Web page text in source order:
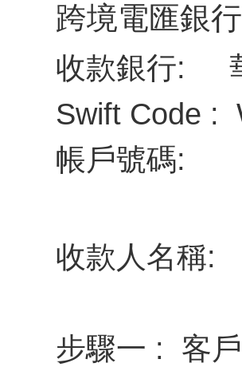
跨境電匯銀
收款銀行:
Swift Code :
帳戶號碼:
收款人名稱:
步驟一 : 客